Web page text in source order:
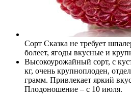
Сорт Сказка не требует
болеет, ягоды вкусные и
Высокоурожайный сорт, с
кг, очень крупноплоден,
грамм. Привлекает яркий
Плодоношение – с 10 июля.